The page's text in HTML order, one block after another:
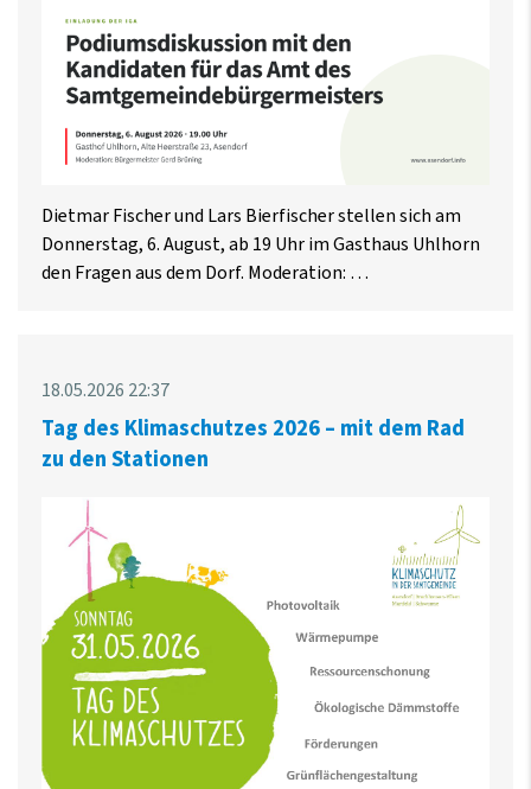
Dietmar Fischer und Lars Bierfischer stellen sich am
Donnerstag, 6. August, ab 19 Uhr im Gasthaus Uhlhorn
den Fragen aus dem Dorf. Moderation: …
18.05.2026 22:37
Tag des Klimaschutzes 2026 – mit dem Rad
zu den Stationen